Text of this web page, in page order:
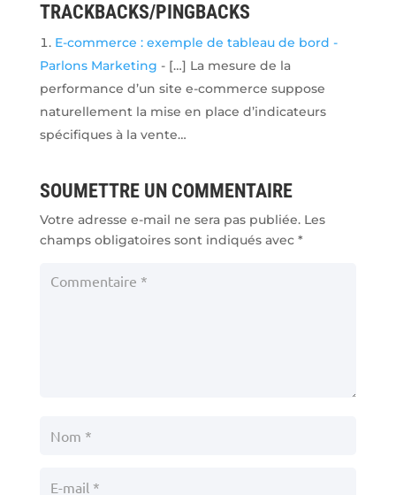
TRACKBACKS/PINGBACKS
E-commerce : exemple de tableau de bord -
Parlons Marketing - […] La mesure de la
performance d’un site e-commerce suppose
naturellement la mise en place d’indicateurs
spécifiques à la vente…
SOUMETTRE UN COMMENTAIRE
Votre adresse e-mail ne sera pas publiée. Les
champs obligatoires sont indiqués avec *